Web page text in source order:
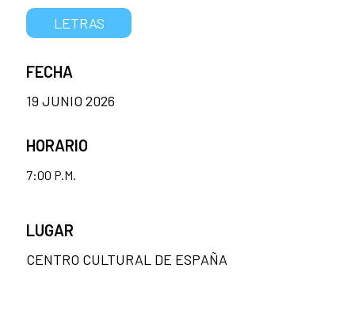
LETRAS
FECHA
19 JUNIO 2026
HORARIO
7:00 P.M.
LUGAR
CENTRO CULTURAL DE ESPAÑA